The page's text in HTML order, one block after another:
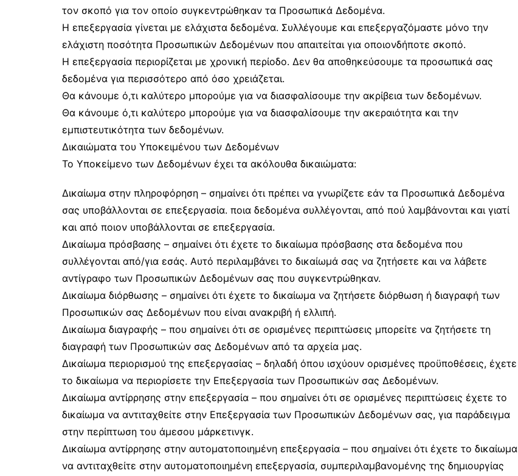
τον σκοπό για τον οποίο συγκεντρώθηκαν τα Προσωπικά Δεδομένα.
Η επεξεργασία γίνεται με ελάχιστα δεδομένα. Συλλέγουμε και επεξεργαζόμαστε μόνο την
ελάχιστη ποσότητα Προσωπικών Δεδομένων που απαιτείται για οποιονδήποτε σκοπό.
Η επεξεργασία περιορίζεται με χρονική περίοδο. Δεν θα αποθηκεύσουμε τα προσωπικά σας
δεδομένα για περισσότερο από όσο χρειάζεται.
Θα κάνουμε ό,τι καλύτερο μπορούμε για να διασφαλίσουμε την ακρίβεια των δεδομένων.
Θα κάνουμε ό,τι καλύτερο μπορούμε για να διασφαλίσουμε την ακεραιότητα και την
εμπιστευτικότητα των δεδομένων.
Δικαιώματα του Υποκειμένου των Δεδομένων
Το Υποκείμενο των Δεδομένων έχει τα ακόλουθα δικαιώματα:
Δικαίωμα στην πληροφόρηση – σημαίνει ότι πρέπει να γνωρίζετε εάν τα Προσωπικά Δεδομένα
σας υποβάλλονται σε επεξεργασία. ποια δεδομένα συλλέγονται, από πού λαμβάνονται και γιατί
και από ποιον υποβάλλονται σε επεξεργασία.
Δικαίωμα πρόσβασης – σημαίνει ότι έχετε το δικαίωμα πρόσβασης στα δεδομένα που
συλλέγονται από/για εσάς. Αυτό περιλαμβάνει το δικαίωμά σας να ζητήσετε και να λάβετε
αντίγραφο των Προσωπικών Δεδομένων σας που συγκεντρώθηκαν.
Δικαίωμα διόρθωσης – σημαίνει ότι έχετε το δικαίωμα να ζητήσετε διόρθωση ή διαγραφή των
Προσωπικών σας Δεδομένων που είναι ανακριβή ή ελλιπή.
Δικαίωμα διαγραφής – που σημαίνει ότι σε ορισμένες περιπτώσεις μπορείτε να ζητήσετε τη
διαγραφή των Προσωπικών σας Δεδομένων από τα αρχεία μας.
Δικαίωμα περιορισμού της επεξεργασίας – δηλαδή όπου ισχύουν ορισμένες προϋποθέσεις, έχετε
το δικαίωμα να περιορίσετε την Επεξεργασία των Προσωπικών σας Δεδομένων.
Δικαίωμα αντίρρησης στην επεξεργασία – που σημαίνει ότι σε ορισμένες περιπτώσεις έχετε το
δικαίωμα να αντιταχθείτε στην Επεξεργασία των Προσωπικών Δεδομένων σας, για παράδειγμα
στην περίπτωση του άμεσου μάρκετινγκ.
Δικαίωμα αντίρρησης στην αυτοματοποιημένη επεξεργασία – που σημαίνει ότι έχετε το δικαίωμα
να αντιταχθείτε στην αυτοματοποιημένη επεξεργασία, συμπεριλαμβανομένης της δημιουργίας